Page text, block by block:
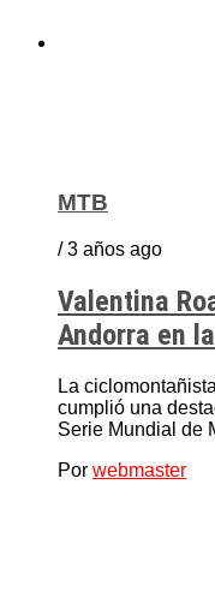
MTB
/ 3 años ago
Valentina
Andorra en
La
cumplió una
Serie Mundial de
Por webmaster